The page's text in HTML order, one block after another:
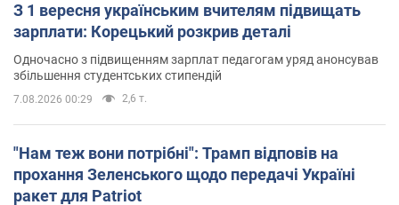
З 1 вересня українським вчителям підвищать
зарплати: Корецький розкрив деталі
Одночасно з підвищенням зарплат педагогам уряд анонсував
збільшення студентських стипендій
7.08.2026 00:29 2,6 т.
"Нам теж вони потрібні": Трамп відповів на
прохання Зеленського щодо передачі Україні
ракет для Patriot